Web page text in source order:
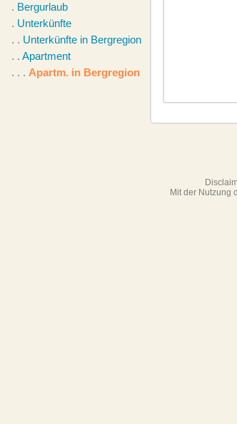
. Bergurlaub
. Unterkünfte
. . Unterkünfte in Bergregion
. . Apartment
. . . Apartm. in Bergregion
Mit der Nutzung